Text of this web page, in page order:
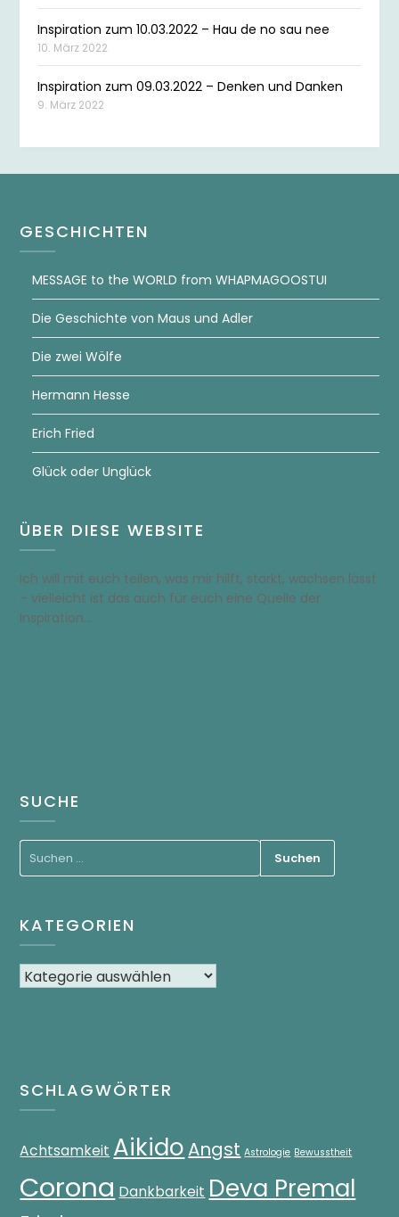
Inspiration zum 10.03.2022 – Hau de no sau nee
10. März 2022
Inspiration zum 09.03.2022 – Denken und Danken
9. März 2022
GESCHICHTEN
MESSAGE to the WORLD from WHAPMAGOOSTUI
Die Geschichte von Maus und Adler
Die zwei Wölfe
Hermann Hesse
Erich Fried
Glück oder Unglück
ÜBER DIESE WEBSITE
Ich will mit euch teilen, was mir hilft, stärkt, wachsen lässt
– vielleicht ist das auch für euch eine Quelle der
Inspiration…
SUCHE
KATEGORIEN
SCHLAGWÖRTER
Achtsamkeit AikidoAngst Astrologie Bewusstheit
Corona Dankbarkeit Deva Premal